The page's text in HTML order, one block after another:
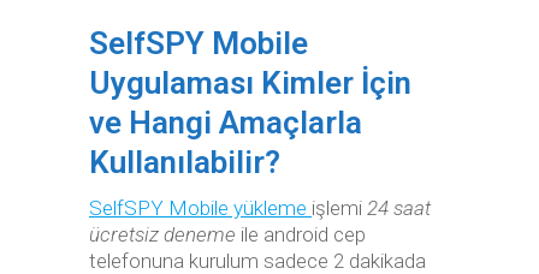
SelfSPY Mobile
Uygulaması Kimler İçin
ve Hangi Amaçlarla
Kullanılabilir?
SelfSPY Mobile yükleme işlemi 24 saat
ücretsiz deneme ile android cep
telefonuna kurulum sadece 2 dakikada